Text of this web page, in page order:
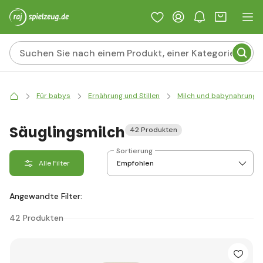
Für babys Ernährung und Stillen Milch und babynahrung
Säuglingsmilch 42 Produkten
Alle Filter
Sortierung
Angewandte Filter:
42 Produkten